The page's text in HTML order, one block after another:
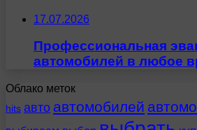
17.07.2026
Профессиональная
автомобилей в любое
Облако меток
hits авто автомобилей